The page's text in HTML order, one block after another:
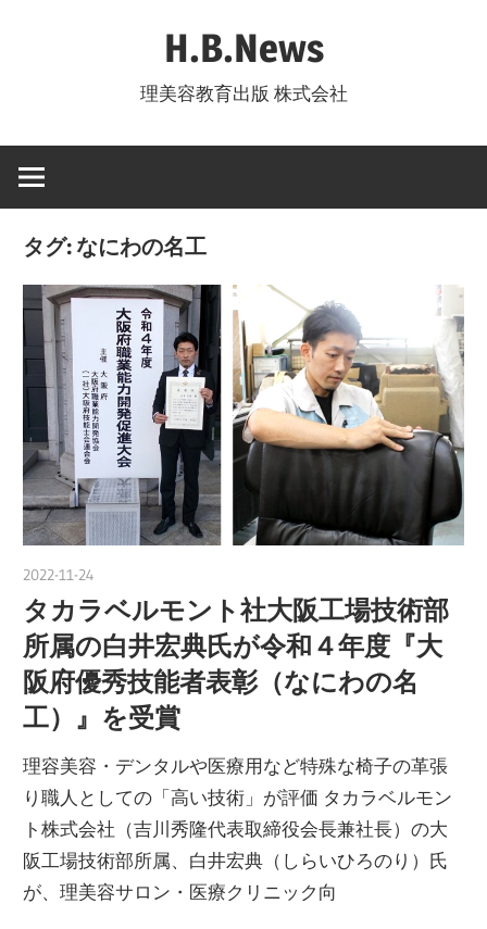
ツ
ス
H.B.News
理美容教育出版 株式会社
タグ: なにわの名工
2022-11-24
タカラベルモント社大阪工場技術部
所属の白井宏典氏が令和４年度『大
阪府優秀技能者表彰（なにわの名
工）』を受賞
理容美容・デンタルや医療用など特殊な椅子の革張
り職人としての「高い技術」が評価 タカラベルモン
ト株式会社（吉川秀隆代表取締役会長兼社長）の大
阪工場技術部所属、白井宏典（しらいひろのり）氏
が、理美容サロン・医療クリニック向